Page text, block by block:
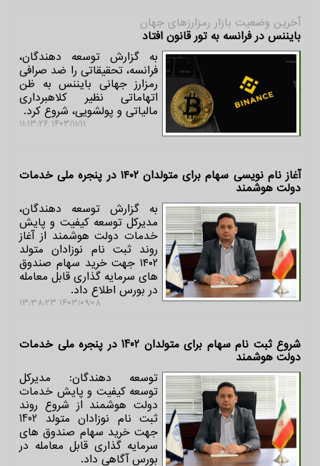
آخرین وضعیت بازار رمزارزهای جهان
بایننس در فرانسه به تور قانون افتاد
به گزارش توسعه دهندگان،
فرانسه، تحقیقاتی را ضد صرافی
رمزارز جهانی بایننس به ظن
اتهاماتی نظیر کلاهبرداری
مالیاتی و پولشویی، شروع کرد.
۱۴۰۳/۱۱/۱۱ ۱۱:۱۳:۲۶
آغاز نام نویسی سهام برای متولدان ۱۴۰۲ در پنجره ملی خدمات
دولت هوشمند
به گزارش توسعه دهندگان،
مدیرکل توسعه کیفیت و پایش
خدمات دولت هوشمند از آغاز
روند ثبت نام نوزادان متولد
۱۴۰۲ جهت خرید سهام صندوق
های سرمایه گذاری قابل معامله
در بورس اطلاع داد.
۱۴۰۳/۰۹/۰۸ ۱۳:۳۸:۲۳
شروع ثبت نام سهام برای متولدان 1402 در پنجره ملی خدمات
دولت هوشمند
توسعه دهندگان: مدیرکل
توسعه کیفیت و پایش خدمات
دولت هوشمند از شروع روند
ثبت نام نوزادان متولد 1402
جهت خرید سهام صندوق های
سرمایه گذاری قابل معامله در
بورس آگاهی داد.